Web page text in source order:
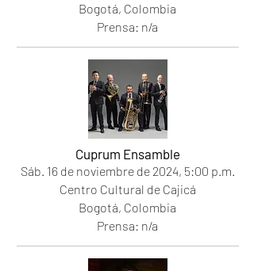
Bogotá, Colombia
Prensa: n/a
Cuprum Ensamble
Sáb. 16 de noviembre de 2024, 5:00 p.m.
Centro Cultural de Cajicá
Bogotá, Colombia
Prensa: n/a